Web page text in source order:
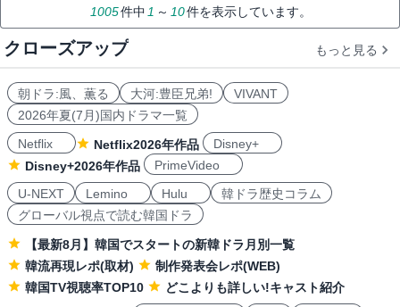
1005件中 1 ～ 10件を表示しています。
クローズアップ もっと見る
朝ドラ:風、薫る 大河:豊臣兄弟!
VIVANT
2026年夏(7月)国内ドラマ一覧
Netflix
Netflix2026年作品
Disney+
Disney+2026年作品
PrimeVideo
U-NEXT
Lemino Hulu
韓ドラ歴史コラム
グローバル視点で読む韓国ドラ
【最新8月】韓国でスタートの新韓ドラ月別一覧
韓流再現レポ(取材)
制作発表会レポ(WEB)
韓国TV視聴率TOP10
どこよりも詳しい!キャスト紹介